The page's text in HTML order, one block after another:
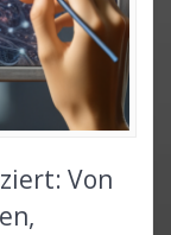
Von